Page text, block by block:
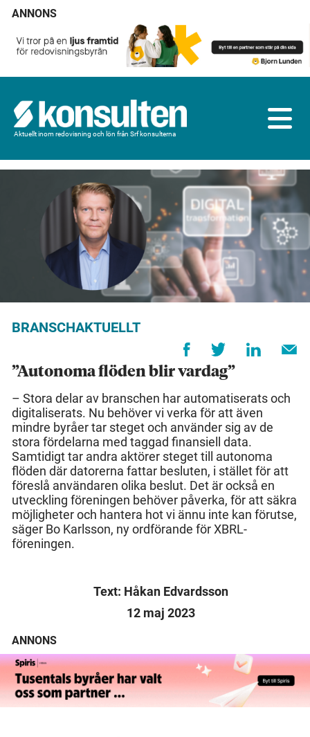
ANNONS
Aktuellt inom redovisning och lön från Srf konsulterna
BRANSCHAKTUELLT
”Autonoma flöden blir vardag”
– Stora delar av branschen har automatiserats och
digitaliserats. Nu behöver vi verka för att även
mindre byråer tar steget och använder sig av de
stora fördelarna med taggad finansiell data.
Samtidigt tar andra aktörer steget till autonoma
flöden där datorerna fattar besluten, i stället för att
föreslå användaren olika beslut. Det är också en
utveckling föreningen behöver påverka, för att säkra
möjligheter och hantera hot vi ännu inte kan förutse,
säger Bo Karlsson, ny ordförande för XBRL-
föreningen.
Text: Håkan Edvardsson
12 maj 2023
ANNONS